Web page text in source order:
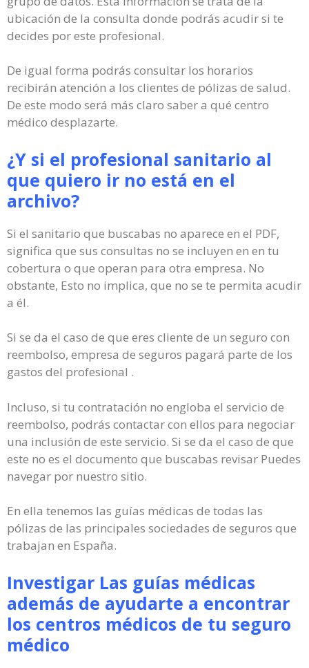
ubicación de la consulta donde podrás acudir si te
decides por este profesional.
De igual forma podrás consultar los horarios
recibirán atención a los clientes de pólizas de salud.
De este modo será más claro saber a qué centro
médico desplazarte.
¿Y si el profesional sanitario al
que quiero ir no está en el
archivo?
Si el sanitario que buscabas no aparece en el PDF,
significa que sus consultas no se incluyen en en tu
cobertura o que operan para otra empresa. No
obstante, Esto no implica, que no se te permita acudir
a él.
Si se da el caso de que eres cliente de un seguro con
reembolso, empresa de seguros pagará parte de los
gastos del profesional .
Incluso, si tu contratación no engloba el servicio de
reembolso, podrás contactar con ellos para negociar
una inclusión de este servicio. Si se da el caso de que
este no es el documento que buscabas revisar Puedes
navegar por nuestro sitio.
En ella tenemos las guías médicas de todas las
pólizas de las principales sociedades de seguros que
trabajan en España.
Investigar Las guías médicas
además de ayudarte a encontrar
los centros médicos de tu seguro
médico